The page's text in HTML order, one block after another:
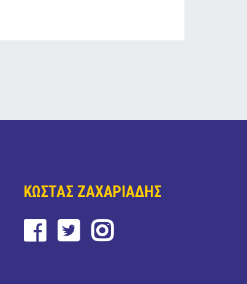
ΚΩΣΤΑΣ ΖΑΧΑΡΙΑΔΗΣ